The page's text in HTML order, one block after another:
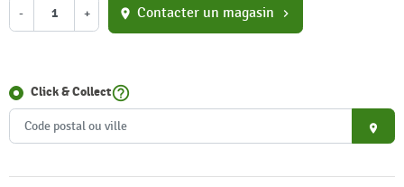
- + location_on Contacter un magasin chevron_right
Click & Collecthelp_outline
place